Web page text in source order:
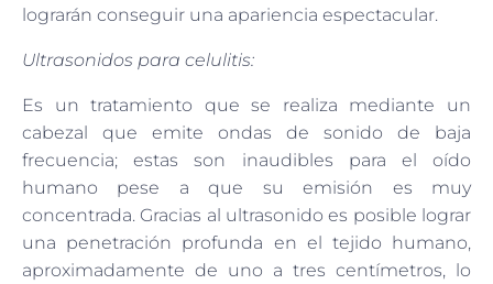
lograrán conseguir una apariencia espectacular.
Ultrasonidos para celulitis:
Es un tratamiento que se realiza mediante un
cabezal que emite ondas de sonido de baja
frecuencia; estas son inaudibles para el oído
humano pese a que su emisión es muy
concentrada. Gracias al ultrasonido es posible lograr
una penetración profunda en el tejido humano,
aproximadamente de uno a tres centímetros, lo